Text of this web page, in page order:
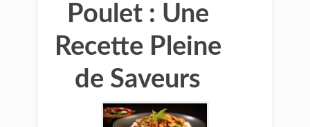
Poulet : Une
Recette Pleine
de Saveurs